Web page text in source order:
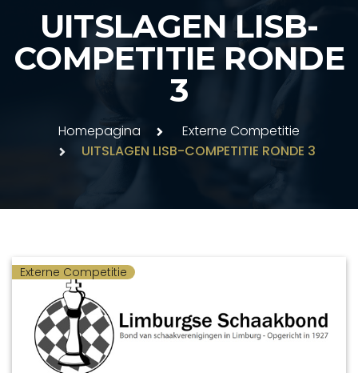
UITSLAGEN LISB-
COMPETITIE RONDE
3
Homepagina
Externe Competitie
UITSLAGEN LISB-COMPETITIE RONDE 3
Externe Competitie